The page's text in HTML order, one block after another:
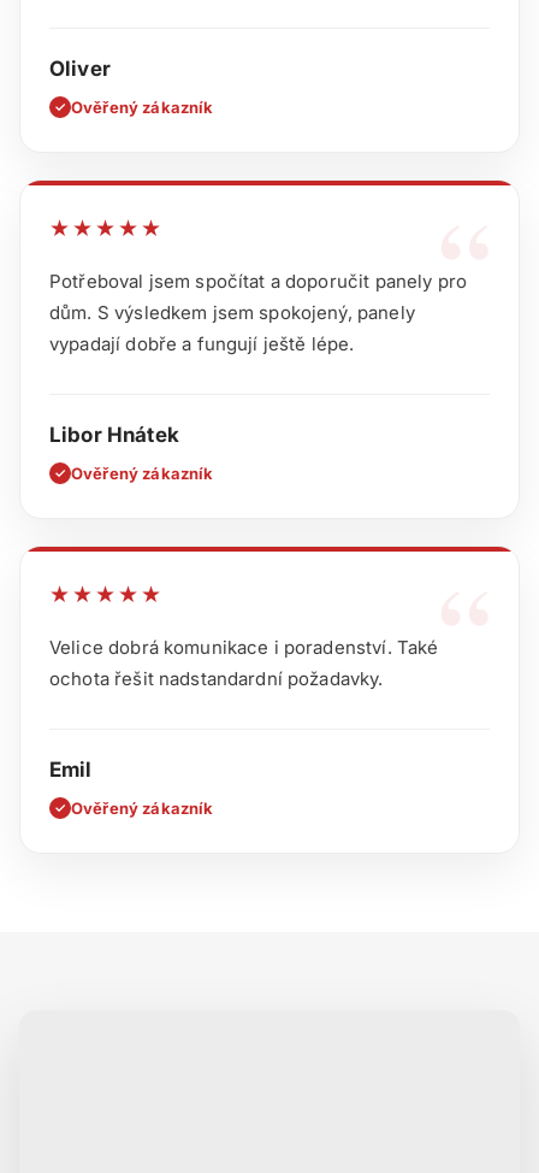
Oliver
✓ Ověřený zákazník
“
★★★★★
Potřeboval jsem spočítat a doporučit panely pro
dům. S výsledkem jsem spokojený, panely
vypadají dobře a fungují ještě lépe.
Libor Hnátek
✓ Ověřený zákazník
★★★★★
Velice dobrá komunikace i poradenství. Také
ochota řešit nadstandardní požadavky.
Emil
✓ Ověřený zákazník